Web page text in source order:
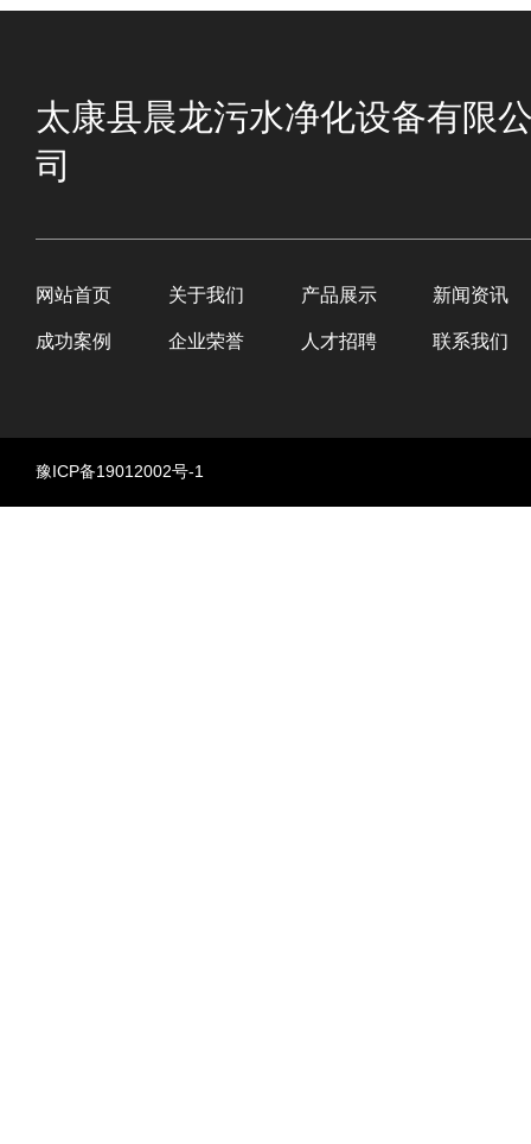
太康县晨龙污水净化设备有限
司
网站首页 关于我们 产品展示 新闻资讯
成功案例 企业荣誉 人才招聘 联系我们
豫ICP备19012002号-1